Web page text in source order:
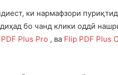
ки нармафзори
бо чанд клики оддӣ
Plus Pro , ва Flip PDF Plus